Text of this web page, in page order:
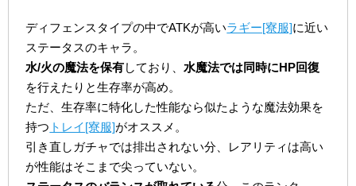
ディフェンスタイプの中でATKが高いラギー[寮服]に近い
ステータスのキャラ。
水/火の魔法を保有しており、水魔法では同時にHP回復
を行えたりと生存率が高め。
ただ、生存率に特化した性能なら似たような魔法効果を
持つ トレイ[寮服]がオススメ。
引き直しガチャでは排出されない分、レアリティは高い
が性能はそこまで尖っていない。